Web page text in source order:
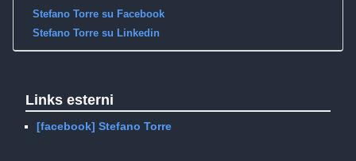
Stefano Torre su Facebook
Stefano Torre su Linkedin
Links esterni
[facebook] Stefano Torre